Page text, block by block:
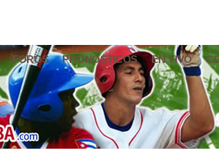
FOROS PRONÓSTICOS EN VIVO